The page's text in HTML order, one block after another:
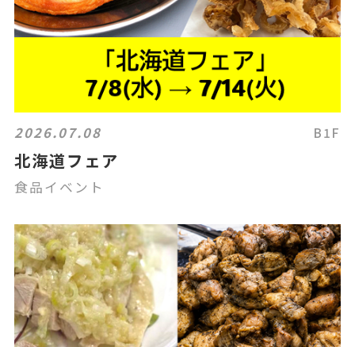
2026.07.08 B1F
北海道フェア
食品イベント